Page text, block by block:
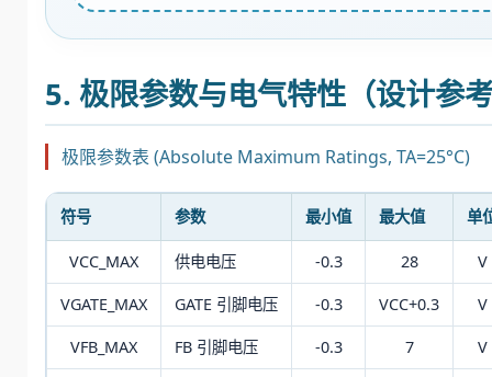
5. 极限参数与电气特性（设计参
极限参数表 (Absolute Maximum Ratings, TA=25°C)
符号 参数 最小值 最大值 单
VCC_MAX 供电电压 -0.3 28 V
VGATE_MAX GATE 引脚电压 -0.3 VCC+0.3 V
VFB_MAX FB 引脚电压 -0.3 7 V